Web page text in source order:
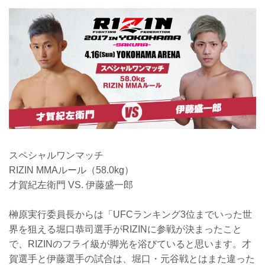
スペシャルワンマッチ
RIZIN MMAルール（58.0kg）
才賀紀左衛門 VS. 伊藤盛一郎
榊原実行委員長からは「UFCランキング3位までいった世
界を狙える堀口恭司選手がRIZINに参戦が決まったこと
で、RIZINのフライ級が脚光を浴びていると思います。才
賀選手と伊藤選手の試合は、堀口・元谷戦とはまた違った